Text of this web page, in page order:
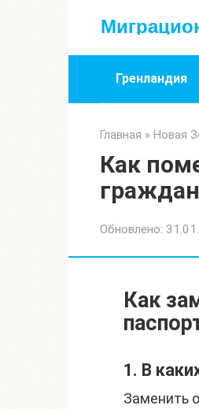
Гренландия
Главная » Новая
Как
Обновлено:
Как
1. В
Заменить